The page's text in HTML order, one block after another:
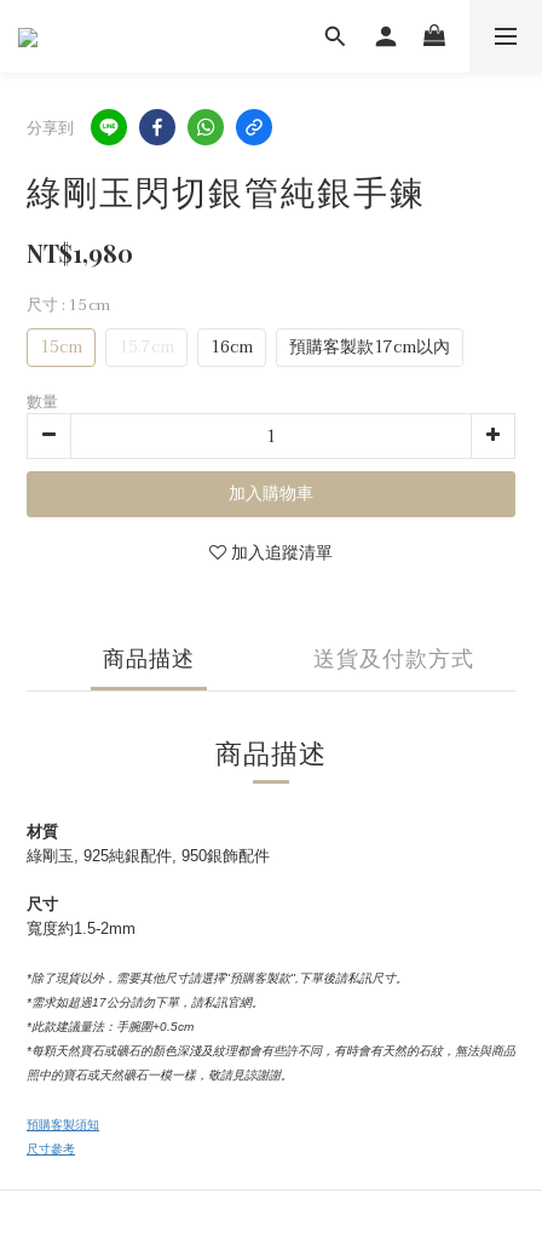
分享到
綠剛玉閃切銀管純銀手鍊
NT$1,980
尺寸: 15cm
15cm 15.7cm 16cm 預購客製款17cm以內
數量
加入購物車
加入追蹤清單
商品描述 送貨及付款方式
商品描述
材質
綠剛玉, 925純銀配件, 950銀飾配件
尺寸
寬度約1.5-2mm
*除了現貨以外，需要其他尺寸請選擇''預購客製款'',下單後請私訊尺寸。
*需求如超過17公分請勿下單，請私訊官網。
*此款建議量法：手腕圍+0.5cm
*每顆天然寶石或礦石的顏色深淺及紋理都會有些許不同，有時會有天然的石紋，無法與商品
照中的寶石或天然礦石一模一樣，敬請見諒謝謝。
預購客製須知
尺寸參考